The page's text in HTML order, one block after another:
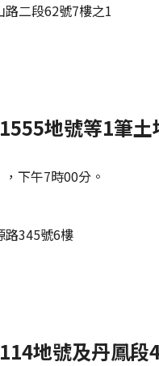
二段62號7樓之1
地號等1筆
下午7時00分。
路345號6樓
地號及丹鳳